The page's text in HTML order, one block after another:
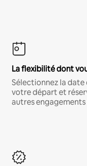
La flexibilité dont
Sélectionnez la
votre départ et
autres